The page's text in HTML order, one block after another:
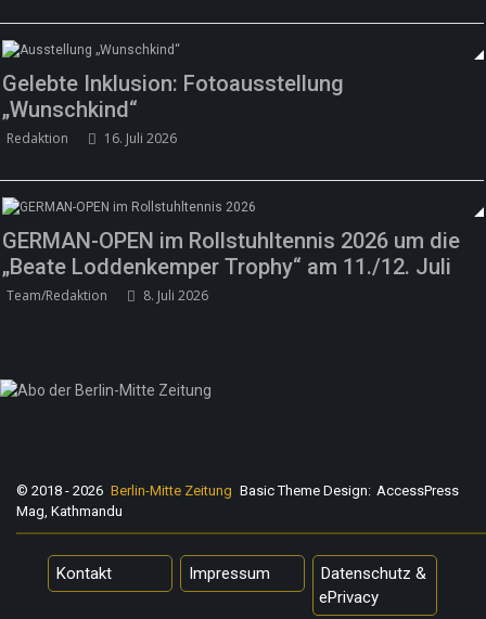
Gelebte Inklusion: Fotoausstellung
„Wunschkind“
Redaktion 16. Juli 2026
GERMAN-OPEN im Rollstuhltennis 2026 um die
„Beate Loddenkemper Trophy“ am 11./12. Juli
Team/Redaktion 8. Juli 2026
© 2018 - 2026 Berlin-Mitte Zeitung Basic Theme Design: AccessPress
Mag, Kathmandu
Kontakt Impressum
Datenschutz &
ePrivacy